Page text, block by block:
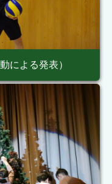
による発表）